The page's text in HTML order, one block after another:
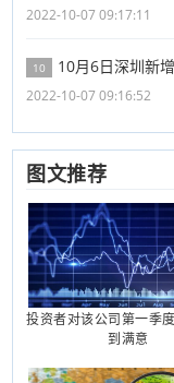
2022-10-07 09:17:11
10 10月6日深圳新
2022-10-07 09:16:52
图文推荐
投资者对该公司第一季
到满意